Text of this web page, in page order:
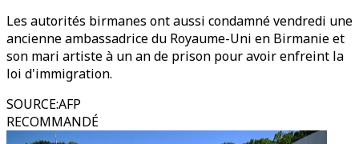
Les autorités birmanes ont aussi condamné vendredi une
ancienne ambassadrice du Royaume-Uni en Birmanie et
son mari artiste à un an de prison pour avoir enfreint la
loi d'immigration.
SOURCE:AFP
RECOMMANDÉ